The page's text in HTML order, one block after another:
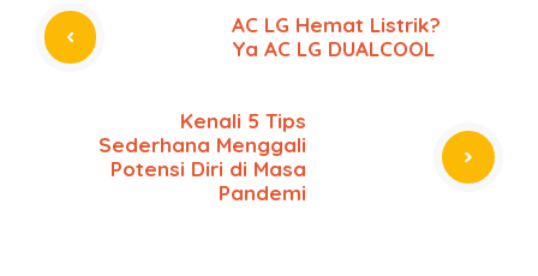
AC LG Hemat Listrik?
Ya AC LG DUALCOOL
Kenali 5 Tips
Sederhana Menggali
Potensi Diri di Masa
Pandemi